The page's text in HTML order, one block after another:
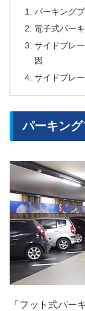
パーキング
電子式パー
サイドブレ
因
サイドブレ
パーキン
「フット式パー